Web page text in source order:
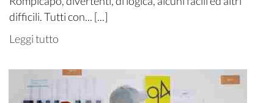
difficili. Tutti con... [...]
Leggi tutto